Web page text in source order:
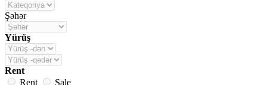
Şəhər
Yürüş
Rent
Rent
Sale